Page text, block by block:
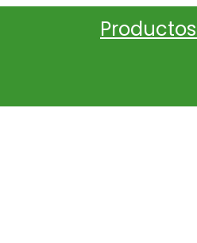
Productos